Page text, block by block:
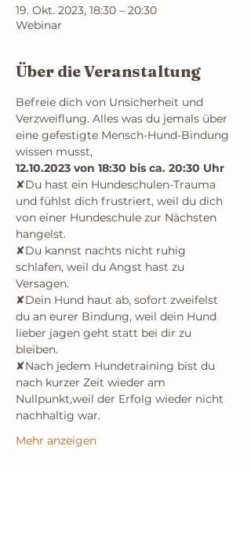
19. Okt. 2023, 18:30 – 20:30
Webinar
Über die Veranstaltung
Befreie dich von Unsicherheit und
Verzweiflung. Alles was du jemals über
eine gefestigte Mensch-Hund-Bindung
wissen musst,
12.10.2023 von 18:30 bis ca. 20:30 Uhr
✘Du hast ein Hundeschulen-Trauma
und fühlst dich frustriert, weil du dich
von einer Hundeschule zur Nächsten
hangelst.
✘Du kannst nachts nicht ruhig
schlafen, weil du Angst hast zu
Versagen.
✘Dein Hund haut ab, sofort zweifelst
du an eurer Bindung, weil dein Hund
lieber jagen geht statt bei dir zu
bleiben.
✘Nach jedem Hundetraining bist du
nach kurzer Zeit wieder am
Nullpunkt,weil der Erfolg wieder nicht
nachhaltig war.
Mehr anzeigen